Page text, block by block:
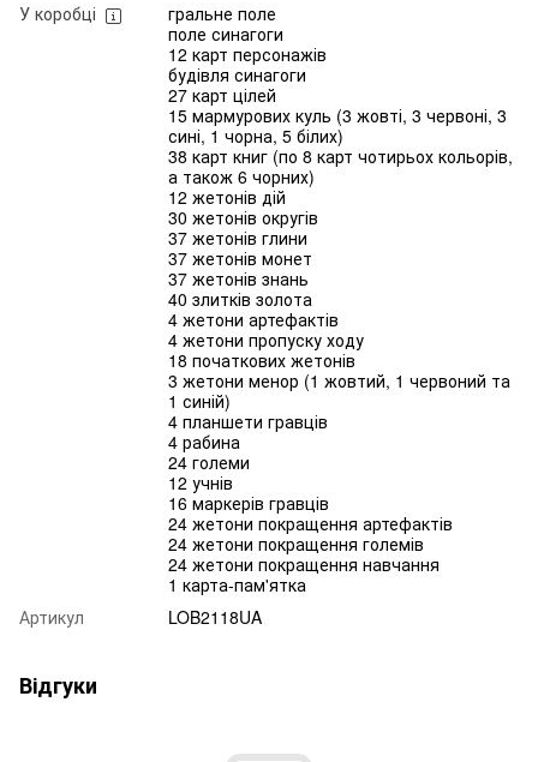
У коробці
гральне поле
поле синагоги
12 карт персонажів
будівля синагоги
27 карт цілей
15 мармурових куль (3 жовті, 3 червоні, 3
сині, 1 чорна, 5 білих)
38 карт книг (по 8 карт чотирьох кольорів,
а також 6 чорних)
12 жетонів дій
30 жетонів округів
37 жетонів глини
37 жетонів монет
37 жетонів знань
40 злитків золота
4 жетони артефактів
4 жетони пропуску ходу
18 початкових жетонів
3 жетони менор (1 жовтий, 1 червоний та
1 синій)
4 планшети гравців
4 рабина
24 големи
12 учнів
16 маркерів гравців
24 жетони покращення артефактів
24 жетони покращення големів
24 жетони покращення навчання
1 карта-пам'ятка
Артикул
LOB2118UA
Відгуки